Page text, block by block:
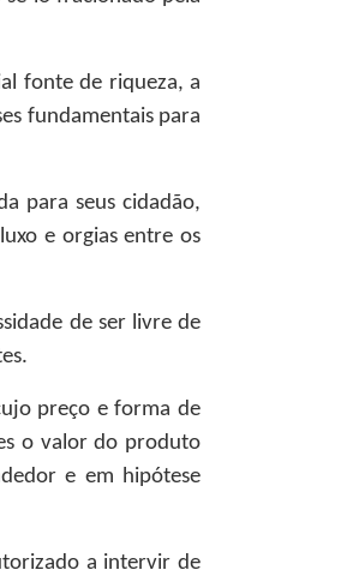
fonte de riqueza, a
fundamentais para
para seus cidadão,
e orgias entre os
de ser livre de
preço e forma de
o valor do produto
e em hipótese
a intervir de